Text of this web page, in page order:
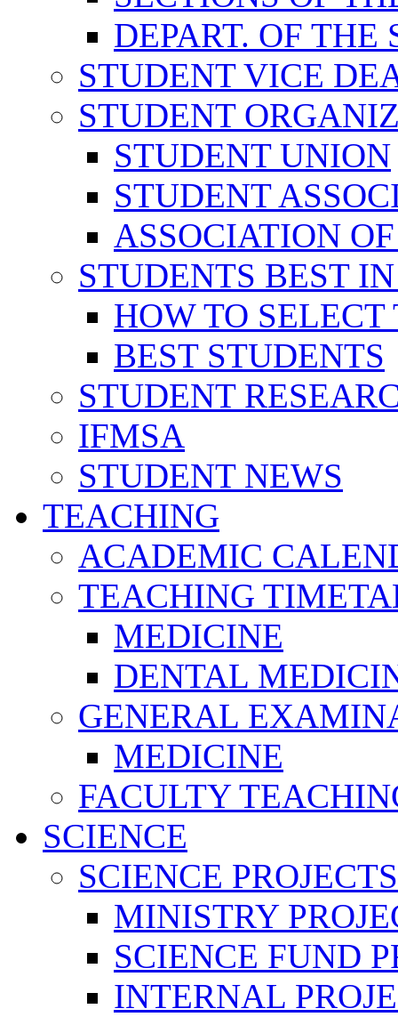
DEPART. OF
STUDENT VICE
STUDENT
STUDENT UNION
STUDENT
ASSOCIATION
STUDENTS BEST
HOW TO SELECT
BEST STUDENTS
STUDENT
IFMSA
STUDENT NEWS
TEACHING
ACADEMIC
TEACHING
MEDICINE
DENTAL
GENERAL
MEDICINE
FACULTY
SCIENCE
SCIENCE PROJECTS
MINISTRY
SCIENCE FUND
INTERNAL